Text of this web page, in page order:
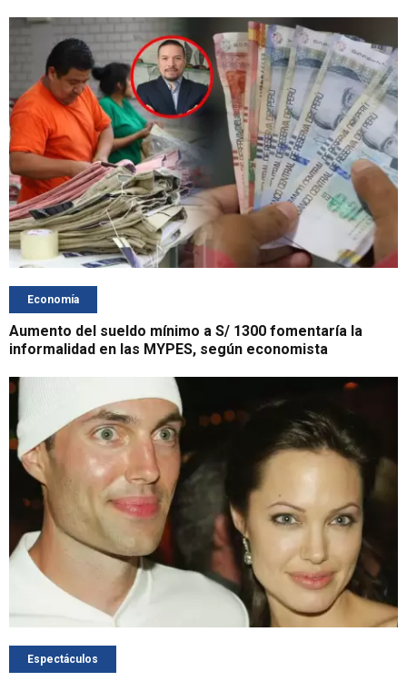
Economía
Aumento del sueldo mínimo a S/ 1300 fomentaría la
informalidad en las MYPES, según economista
Espectáculos